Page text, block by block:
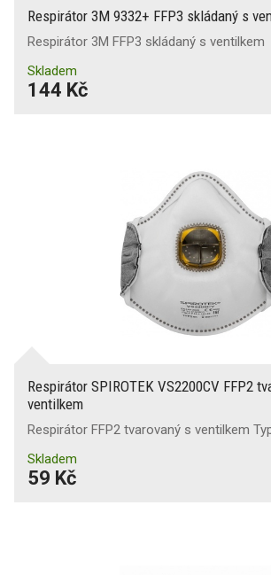
Respirátor 3M 9332+ FFP3 skládaný s
Respirátor 3M FFP3 skládaný s ventilkem
Skladem
144 Kč
Respirátor SPIROTEK VS2200CV FFP2
ventilkem
Respirátor FFP2 tvarovaný s ventilkem
Skladem
59 Kč